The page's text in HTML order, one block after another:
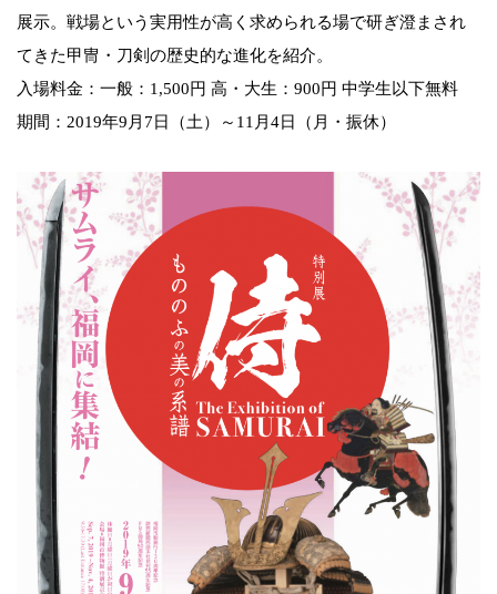
展示。戦場という実用性が高く求められる場で研ぎ澄まされ
てきた甲冑・刀剣の歴史的な進化を紹介。
入場料金：一般：1,500円 高・大生：900円 中学生以下無料
期間：2019年9月7日（土）～11月4日（月・振休）